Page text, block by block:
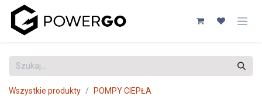
Przejdź do zawartości
Wszystkie produkty POMPY CIEPŁA